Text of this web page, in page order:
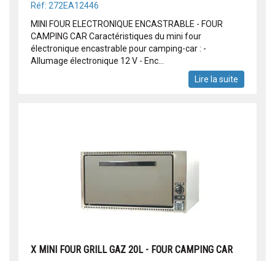
Réf: 272EA12446
MINI FOUR ELECTRONIQUE ENCASTRABLE - FOUR
CAMPING CAR Caractéristiques du mini four
électronique encastrable pour camping-car : -
Allumage électronique 12 V - Enc...
Lire la suite
X MINI FOUR GRILL GAZ 20L - FOUR CAMPING CAR